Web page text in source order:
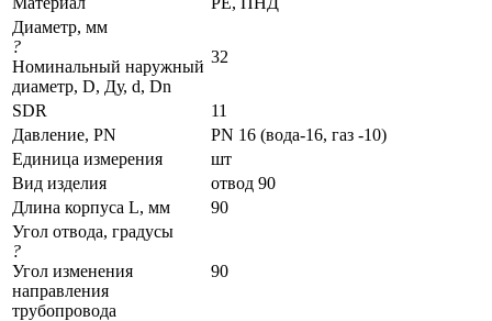
Диаметр, мм
?
Номинальный наружный
диаметр, D, Ду, d, Dn
32
SDR
11
Давление, PN
PN 16 (вода-16, газ -10)
Единица измерения
шт
Вид изделия
отвод 90
Длина корпуса L, мм
90
Угол отвода, градусы
?
Угол изменения
направления
трубопровода
90